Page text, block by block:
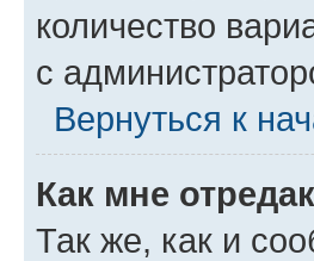
количество
с
Вернуться к
Как мне
Так же, как и